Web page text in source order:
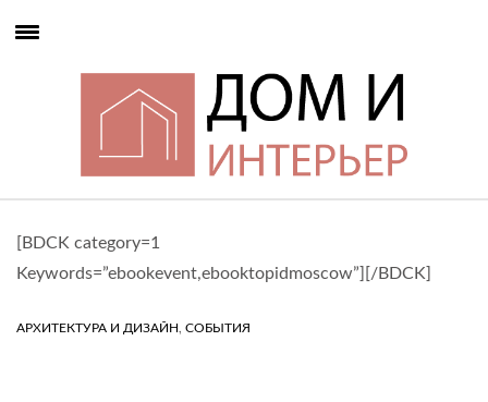
[BDCK category=1
Keywords=”ebookevent,ebooktopidmoscow”][/BDCK]
АРХИТЕКТУРА И ДИЗАЙН, СОБЫТИЯ